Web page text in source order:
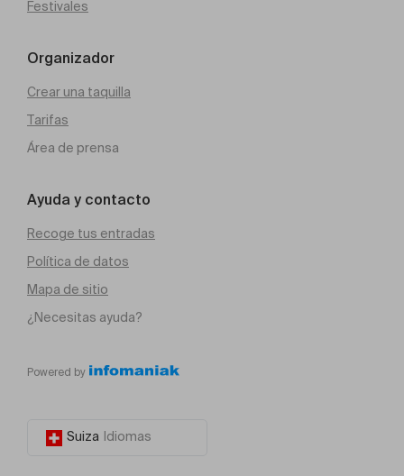
Festivales
Organizador
Crear una taquilla
Tarifas
Área de prensa
Ayuda y contacto
Recoge tus entradas
Política de datos
Mapa de sitio
¿Necesitas ayuda?
Powered by
Suiza Idiomas